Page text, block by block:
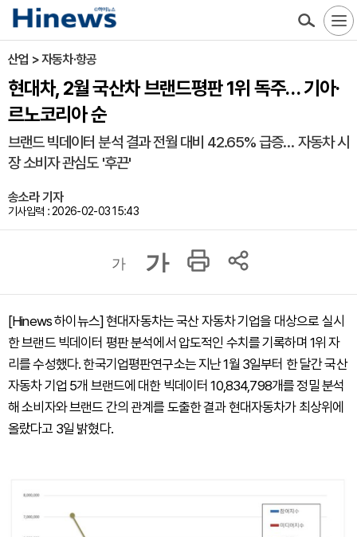
산업 > 자동차·항공
현대차, 2월 국산차 브랜드평판 1위 독주… 기아·
르노코리아 순
브랜드 빅데이터 분석 결과 전월 대비 42.65% 급증… 자동차 시
장 소비자 관심도 '후끈'
송소라 기자
기사입력 : 2026-02-03 15:43
가 가
[Hinews 하이뉴스] 현대자동차는 국산 자동차 기업을 대상으로 실시
한 브랜드 빅데이터 평판 분석에서 압도적인 수치를 기록하며 1위 자
리를 수성했다. 한국기업평판연구소는 지난 1월 3일부터 한 달간 국산
자동차 기업 5개 브랜드에 대한 빅데이터 10,834,798개를 정밀 분석
해 소비자와 브랜드 간의 관계를 도출한 결과 현대자동차가 최상위에
올랐다고 3일 밝혔다.